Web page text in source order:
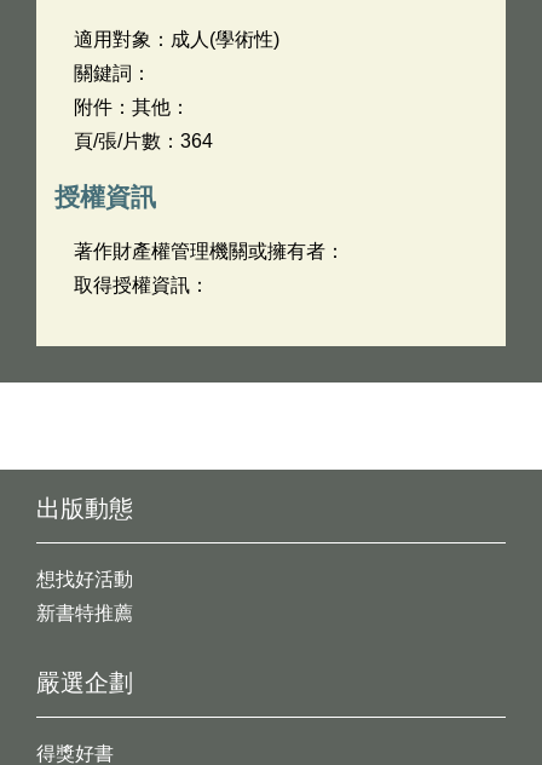
適用對象：成人(學術性)
關鍵詞：
附件：其他：
頁/張/片數：364
授權資訊
著作財產權管理機關或擁有者：
取得授權資訊：
出版動態
想找好活動
新書特推薦
嚴選企劃
得獎好書